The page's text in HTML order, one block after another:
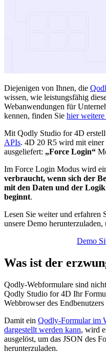
Diejenigen von Ihnen, die
wissen, wie leistungsfähig
Webanwendungen für
kennen, finden Sie hier
Mit Qodly Studio for 4D
APIs. 4D 20 R5 wird mit einer
ausgeliefert: „Force Login“
Im Force Login Modus wird
verbraucht, wenn sich der
mit den Daten und der
beginnt.
Lesen Sie weiter und erfahren
unsere Demo
Demo
Was ist der
Qodly-Webformulare sind
Qodly Studio for 4D Ihr
Webbrowser des
Damit ein Qodly-Formular im
dargestellt werden kann, wird
ausgelöst, um das JSON des
herunterzuladen.